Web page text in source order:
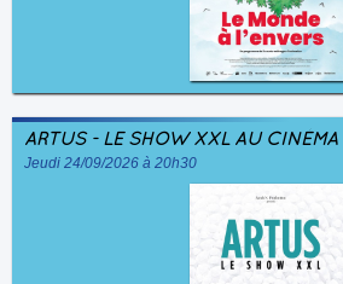
ARTUS - LE SHOW XXL AU CINÉMA
Jeudi 24/09/2026 à 20h30